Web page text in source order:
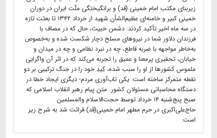
زیربنای مکتب امام خمینی (قد) و برانگیختگی ملّت ایران در دوران
خمینی کبیر و خامنه‌ای عظیم‌الشأن شهید از خرداد ۱۳۴۲ تا بعثت تازه
در سه ماه اخیر تأکید کردند: دشمن خبیث، حال که در مصاف با
فرزندان دلاور شما در نیروهای مسلح دچار شکست شده و به‌خصوص
به‌خاطر مواجهه با ضربه‌ قاطع، چه در نبرد نظامی و چه در میدان و
خیابان، تحقیری پرمعنا و عمیق را تجربه می‌کند که در اثر آن واگرایی
ملموس کشورها از او را سبب شده، کِیدِ خود را در جنگ ترکیبی بر دو
نقطه متمرکز ساخته است: یکی تاب‌آوری مردم؛ دیگری ایجاد خطا در
دستگاه محاسباتی مسئولان کشور. متن پیام رهبر انقلاب اسلامی که
صبح پنج‌شنبه ۱۴ خرداد توسط حجت‌الاسلام والمسلمین
حاج‌علی‌اکبری در حرم مطهر امام خمینی(قد) قرائت شد به شرح زیر
است: